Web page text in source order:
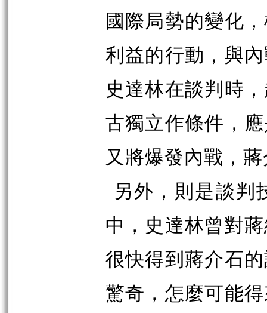
國際局勢的變化
利益的行動，與
史達林在談判時
古獨立作條件，
又將爆發內戰，
另外，則是談判
中，史達林曾對
很快得到蔣介石
驚奇，怎麼可能